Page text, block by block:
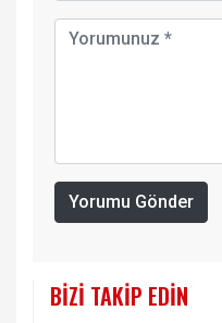
Yorumu Gönder
BIZI TAKIP EDIN